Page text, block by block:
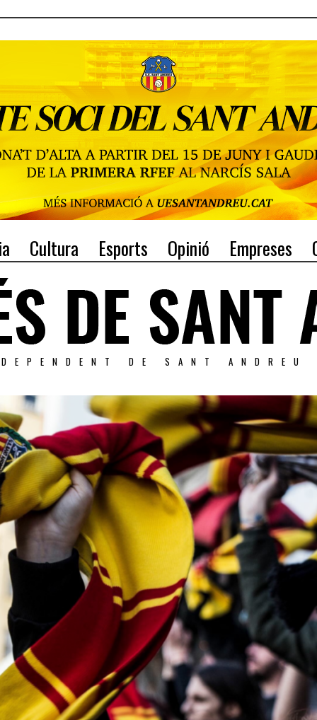
Cultura Esports Opinió Empreses
DE SANT ANDREU